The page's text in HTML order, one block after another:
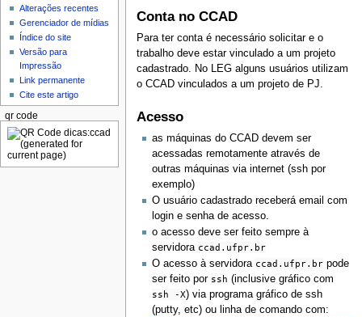
Conta no CCAD
Para ter conta é necessário solicitar e o
trabalho deve estar vinculado a um projeto
cadastrado. No LEG alguns usuários utilizam
o CCAD vinculados a um projeto de PJ.
Acesso
as máquinas do CCAD devem ser
acessadas remotamente através de
outras máquinas via internet (ssh por
exemplo)
O usuário cadastrado receberá email com
login e senha de acesso.
o acesso deve ser feito sempre à
servidora ccad.ufpr.br
O acesso à servidora ccad.ufpr.brpode
ser feito por ssh (inclusive gráfico com
ssh -X) via programa gráfico de ssh
(putty, etc) ou linha de comando com:
Alterações recentes
Gerenciador de mídias
Índice do site
Versão para
Impressão
Link permanente
Cite este artigo
qr code